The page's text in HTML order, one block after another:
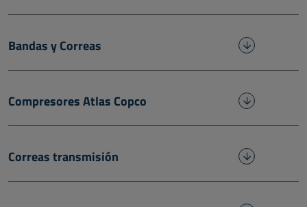
Bandas y Correas
Compresores Atlas Copco
Correas transmisión